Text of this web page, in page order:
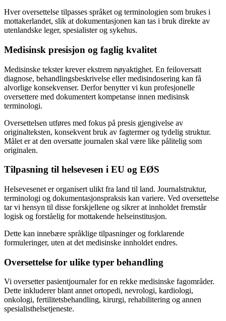
Hver oversettelse tilpasses språket og terminologien som brukes i
mottakerlandet, slik at dokumentasjonen kan tas i bruk direkte av
utenlandske leger, spesialister og sykehus.
Medisinsk presisjon og faglig kvalitet
Medisinske tekster krever ekstrem nøyaktighet. En feiloversatt
diagnose, behandlingsbeskrivelse eller medisindosering kan få
alvorlige konsekvenser. Derfor benytter vi kun profesjonelle
oversettere med dokumentert kompetanse innen medisinsk
terminologi.
Oversettelsen utføres med fokus på presis gjengivelse av
originalteksten, konsekvent bruk av fagtermer og tydelig struktur.
Målet er at den oversatte journalen skal være like pålitelig som
originalen.
Tilpasning til helsevesen i EU og EØS
Helsevesenet er organisert ulikt fra land til land. Journalstruktur,
terminologi og dokumentasjonspraksis kan variere. Ved oversettelse
tar vi hensyn til disse forskjellene og sikrer at innholdet fremstår
logisk og forståelig for mottakende helseinstitusjon.
Dette kan innebære språklige tilpasninger og forklarende
formuleringer, uten at det medisinske innholdet endres.
Oversettelse for ulike typer behandling
Vi oversetter pasientjournaler for en rekke medisinske fagområder.
Dette inkluderer blant annet ortopedi, nevrologi, kardiologi,
onkologi, fertilitetsbehandling, kirurgi, rehabilitering og annen
spesialisthelsetjeneste.